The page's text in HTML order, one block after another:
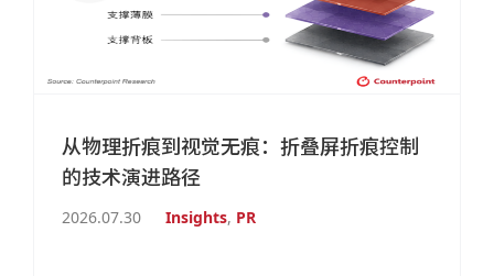
从物理折痕到视觉无痕：折叠屏折痕控制
的技术演进路径
2026.07.30 Insights, PR